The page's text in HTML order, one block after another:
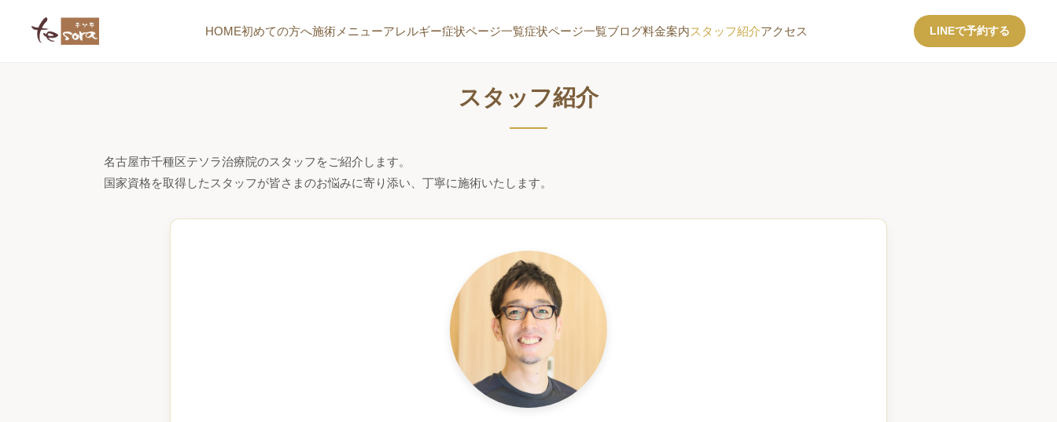
HOME初めての方へ施術メニューアレルギー症状ページ一覧症状ページ一覧ブログ料金案内スタッフ紹介アクセス LINEで予約する
スタッフ紹介
名古屋市千種区テソラ治療院のスタッフをご紹介します。
国家資格を取得したスタッフが皆さまのお悩みに寄り添い、丁寧に施術いたします。